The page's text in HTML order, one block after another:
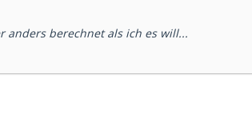
anders berechnet als ich es will...